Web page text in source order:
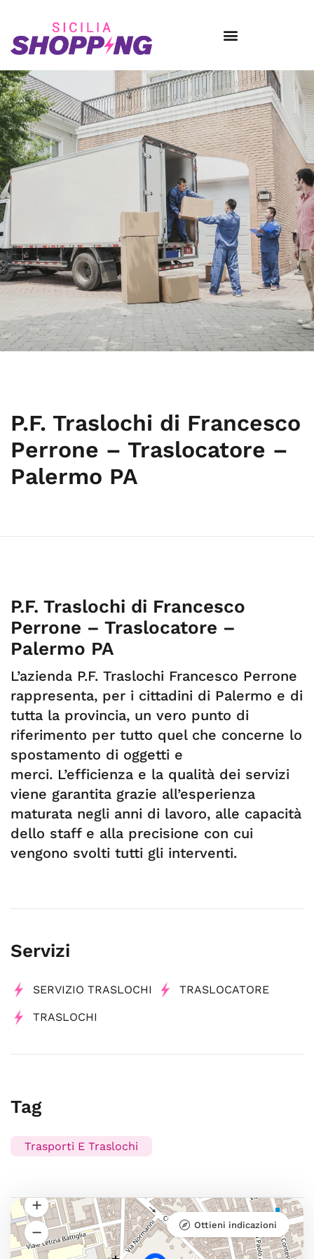
P.F. Traslochi di Francesco
Perrone – Traslocatore –
Palermo PA
P.F. Traslochi di Francesco
Perrone – Traslocatore –
Palermo PA
L’azienda P.F. Traslochi Francesco Perrone
rappresenta, per i cittadini di Palermo e di
tutta la provincia, un vero punto di
riferimento per tutto quel che concerne lo
spostamento di oggetti e
merci. L’efficienza e la qualità dei servizi
viene garantita grazie all’esperienza
maturata negli anni di lavoro, alle capacità
dello staff e alla precisione con cui
vengono svolti tutti gli interventi.
Servizi
SERVIZIO TRASLOCHI TRASLOCATORE
TRASLOCHI
Tag
Trasporti E Traslochi
Ottieni indicazioni